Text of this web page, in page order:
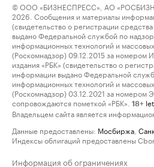
© ООО «БИЗНЕСПРЕСС», АО
2026. Сообщения и материалы
(свидетельство о регистрации
выдано Федеральной службой по
информационных технологий и
(Роскомнадзор) 09.12.2015 за
издания «РБК» (свидетельство о
информации выдано Федеральной
информационных технологий и
(Роскомнадзор) 03.12.2021 за
сопровождаются пометкой «РБК».
18+
Владельцем сайта является
Данные предоставлены: Мосбиржа
Индексы облигаций предоставлены
Информация об ограничениях